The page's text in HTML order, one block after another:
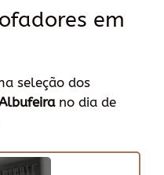
em
seleção dos
no dia de